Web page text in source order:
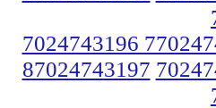
7024743196
87024743197